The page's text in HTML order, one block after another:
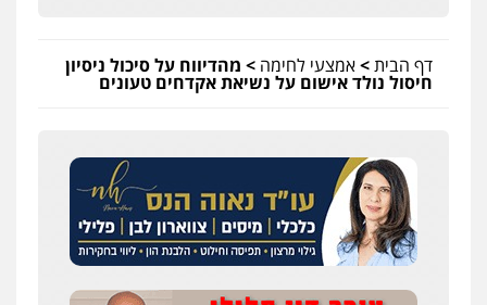
דף הבית>אמצעי לחימה > מהדיווח על סיכול ניסיון
חיסול נולד אישום על נשיאת אקדחים טעונים